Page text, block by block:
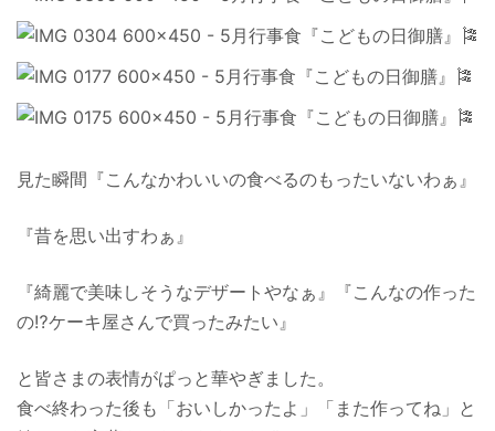
見た瞬間『こんなかわいいの食べるのもったいないわぁ』
『昔を思い出すわぁ』
『綺麗で美味しそうなデザートやなぁ』『こんなの作った
の⁉ケーキ屋さんで買ったみたい』
と皆さまの表情がぱっと華やぎました。
食べ終わった後も「おいしかったよ」「また作ってね」と